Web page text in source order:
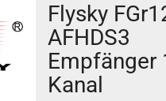
Flysky
AFHDS3
Empfänger
Kanal